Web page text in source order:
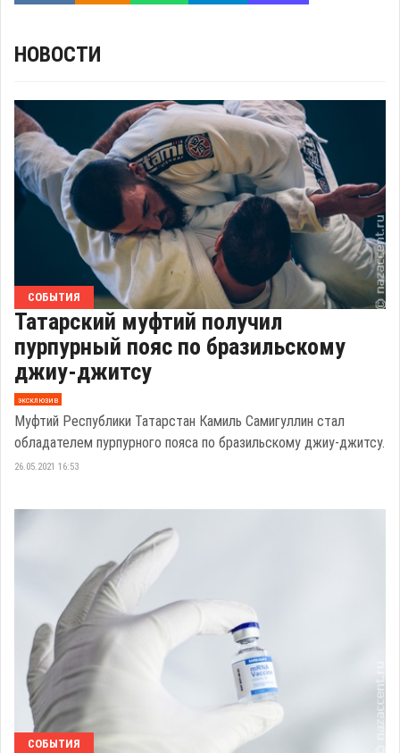
НОВОСТИ
СОБЫТИЯ
Татарский муфтий получил
пурпурный пояс по бразильскому
джиу-джитсу
эксклюзив
Муфтий Республики Татарстан Камиль Самигуллин стал
обладателем пурпурного пояса по бразильскому джиу-джитсу.
26.05.2021 16:53
СОБЫТИЯ